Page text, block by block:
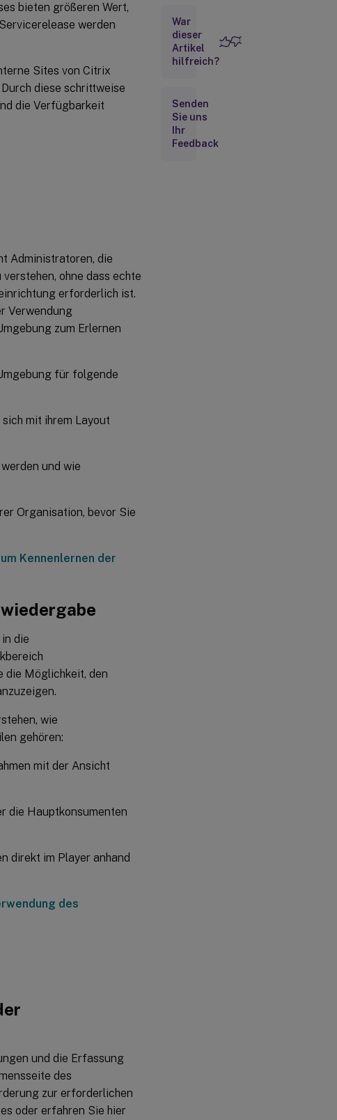
bieten größeren Wert,
werden
Sites von Citrix
diese schrittweise
die Verfügbarkeit
Administratoren, die
ohne dass echte
erforderlich ist.
Verwendung
zum Erlernen
für folgende
mit ihrem Layout
und wie
Organisation, bevor Sie
Kennenlernen der
die
die Möglichkeit, den
wie
gehören:
mit der Ansicht
die Hauptkonsumenten
direkt im Player anhand
des
und die Erfassung
des
zur erforderlichen
oder erfahren Sie hier
Juli
2024
März
2024
War
dieser
Artikel
hilfreich?
Senden
Sie uns
Ihr
Feedback